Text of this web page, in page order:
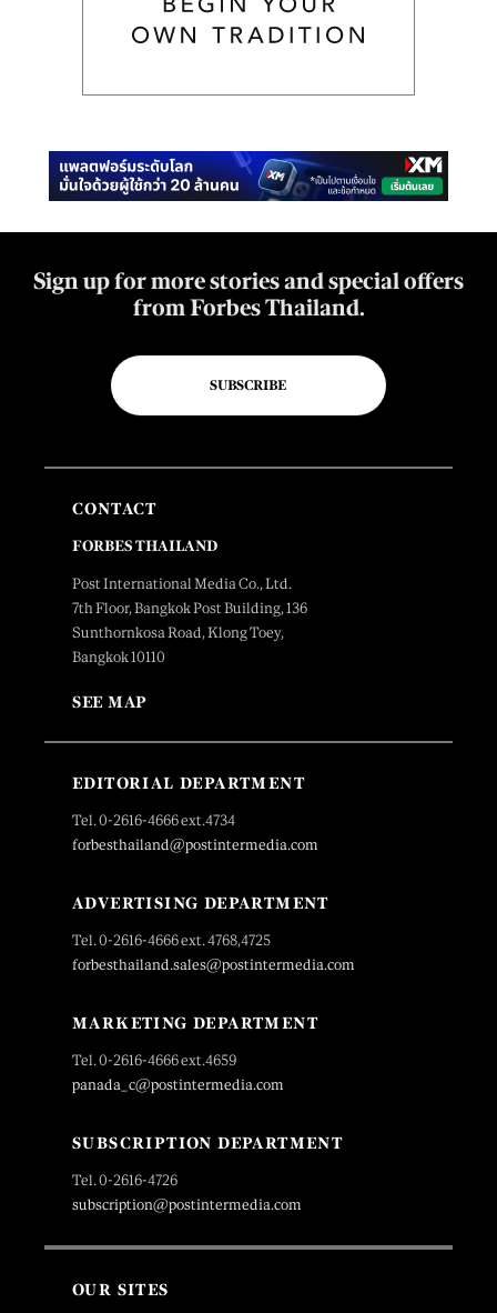
Sign up for more stories and special offers
from Forbes Thailand.
SUBSCRIBE
CONTACT
FORBES THAILAND
Post International Media Co., Ltd.
7th Floor, Bangkok Post Building, 136
Sunthornkosa Road, Klong Toey,
Bangkok 10110
SEE MAP
EDITORIAL DEPARTMENT
Tel. 0-2616-4666 ext.4734
forbesthailand@postintermedia.com
ADVERTISING DEPARTMENT
Tel. 0-2616-4666 ext. 4768,4725
forbesthailand.sales@postintermedia.com
MARKETING DEPARTMENT
Tel. 0-2616-4666 ext.4659
panada_c@postintermedia.com
SUBSCRIPTION DEPARTMENT
Tel. 0-2616-4726
subscription@postintermedia.com
OUR SITES